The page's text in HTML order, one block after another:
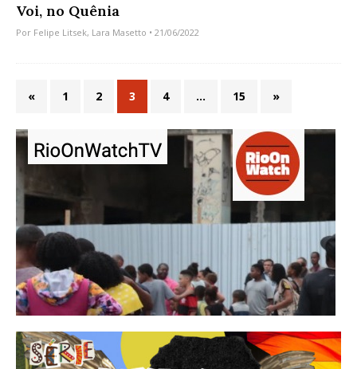
Voi, no Quênia
Por Felipe Litsek, Lara Masetto • 21/06/2022
« 1 2 3 4 … 15 »